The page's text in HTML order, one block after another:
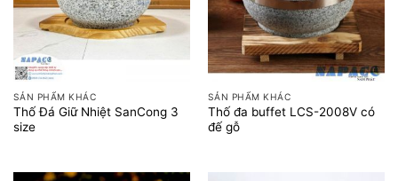
SẢN PHẨM KHÁC
Thố Đá Giữ Nhiệt SanCong 3
size
SẢN PHẨM KHÁC
Thố đa buffet LCS-2008V có
đế gỗ